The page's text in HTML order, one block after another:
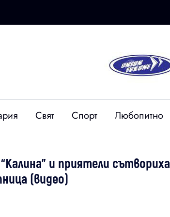
Свят Спорт Любопитно
и приятели сътвориха
(видео)